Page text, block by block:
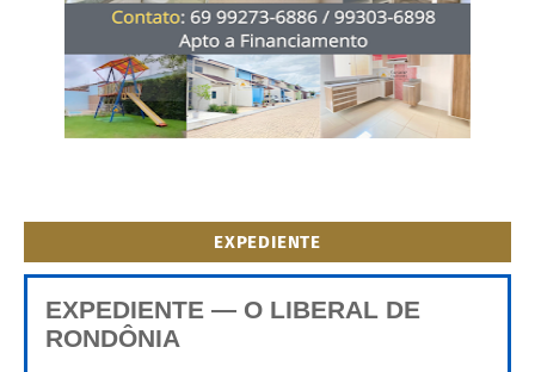
EXPEDIENTE
EXPEDIENTE — O LIBERAL DE
RONDÔNIA